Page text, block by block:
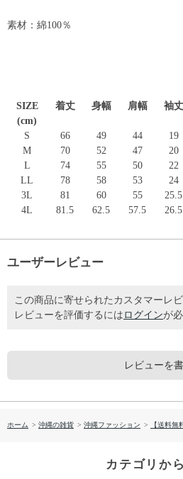
素材：綿100％
SIZE
(cm)
着丈 身幅 肩幅 袖丈
S 66 49 44
19
M
70 52 47
20
L
74 55 50
22
LL
78 58 53
24
3L
81 60 55
25.5
4L
81.5 62.5 57.5 26.5
ユーザーレビュー
この商品に寄せられたカスタマーレ
レビューを評価するには ログインが
レビューを書
ホーム > 沖縄の雑貨 > 沖縄ファッション > 【送料無料
カテゴリか